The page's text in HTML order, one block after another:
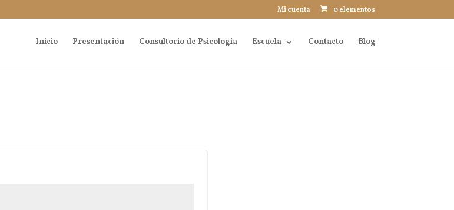
Mi cuenta 0 elementos
Inicio Presentación Consultorio de Psicología Escuela Contacto Blog